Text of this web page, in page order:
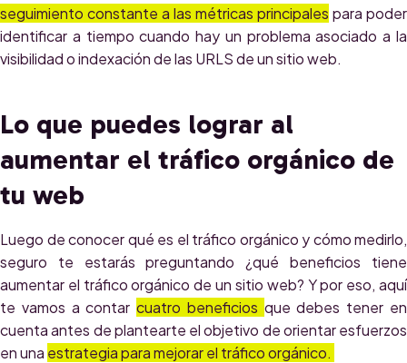
seguimiento constante a las métricas principales para poder
identificar a tiempo cuando hay un problema asociado a la
visibilidad o indexación de las URLS de un sitio web.
Lo que puedes lograr al
aumentar el tráfico orgánico de
tu web
Luego de conocer qué es el tráfico orgánico y cómo medirlo,
seguro te estarás preguntando ¿qué beneficios tiene
aumentar el tráfico orgánico de un sitio web? Y por eso, aquí
te vamos a contarcuatro beneficios que debes tener en
cuenta antes de plantearte el objetivo de orientar esfuerzos
en una estrategia para mejorar el tráfico orgánico.